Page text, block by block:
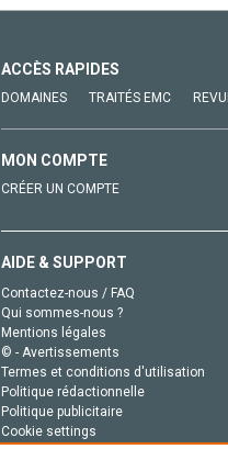
ACCÈS RAPIDES
DOMAINES TRAITÉS EMC
MON COMPTE
CRÉER UN COMPTE
AIDE & SUPPORT
Contactez-nous / FAQ
Qui sommes-nous ?
Mentions légales
© - Avertissements
Termes et conditions d'utilisation
Politique rédactionnelle
Politique publicitaire
Cookie settings